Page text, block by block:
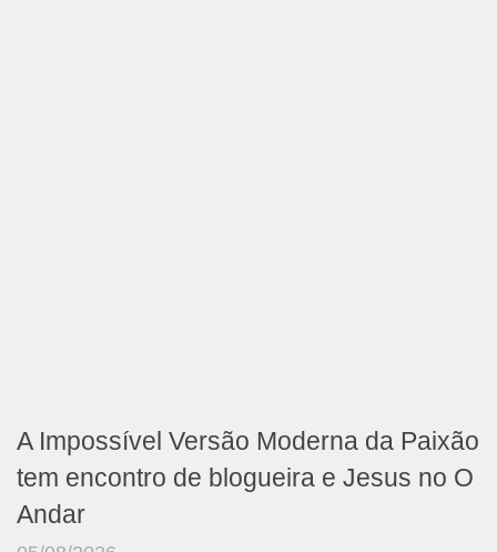
A Impossível Versão Moderna da Paixão
tem encontro de blogueira e Jesus no O
Andar